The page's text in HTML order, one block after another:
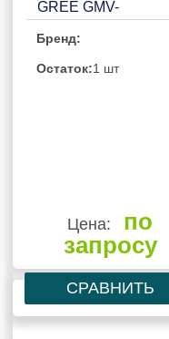
GREE GMV-
Бренд:
Остаток:1 шт
Цена:
по
запросу
СРАВНИТЬ